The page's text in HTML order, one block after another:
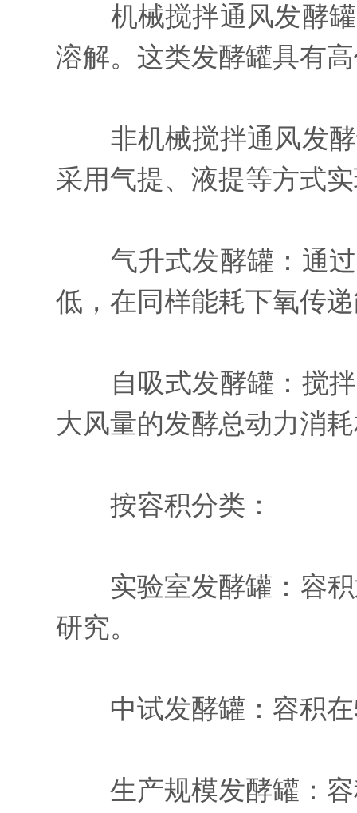
机械搅拌通风发酵罐
溶解。这类发酵罐具有
非机械搅拌通风发酵
采用气提、液提等方式
气升式发酵罐：通过
低，在同样能耗下氧传
自吸式发酵罐：搅拌
大风量的发酵总动力消
按容积分类：
实验室发酵罐：容积
研究。
中试发酵罐：容积在
生产规模发酵罐：容